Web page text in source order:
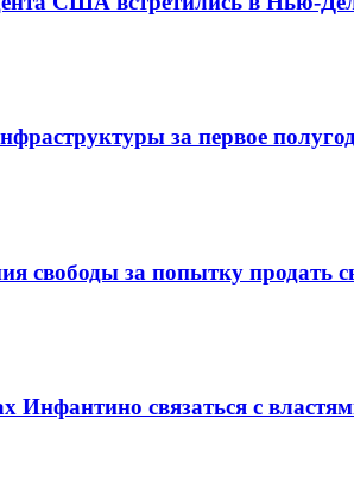
за первое
свободы за попытку продать
связаться с